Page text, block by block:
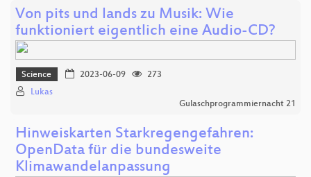
Von pits und lands zu Musik: Wie
funktioniert eigentlich eine Audio-CD?
Science 2023-06-09
273
Lukas
Gulaschprogrammiernacht 21
Hinweiskarten Starkregengefahren:
OpenData für die bundesweite
Klimawandelanpassung